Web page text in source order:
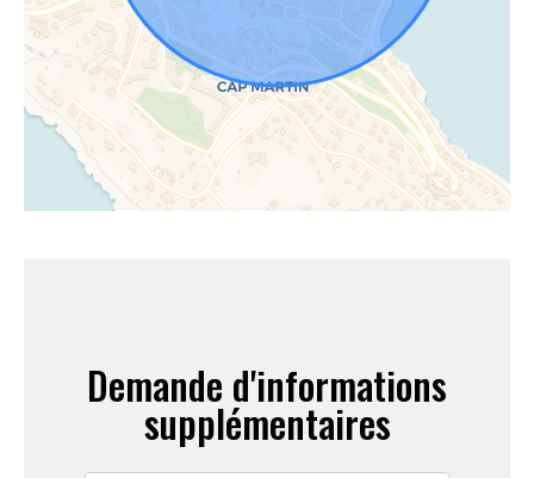
Demande d'informations
supplémentaires